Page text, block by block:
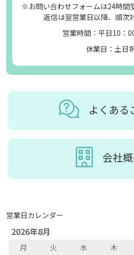
※お問い合わせフォームは24時間
返信は翌営業日以降、順次
営業時間：平日10：
休業日：土日
よくあ
会社
営業日カレンダー
2026年8月
月 火 水 木